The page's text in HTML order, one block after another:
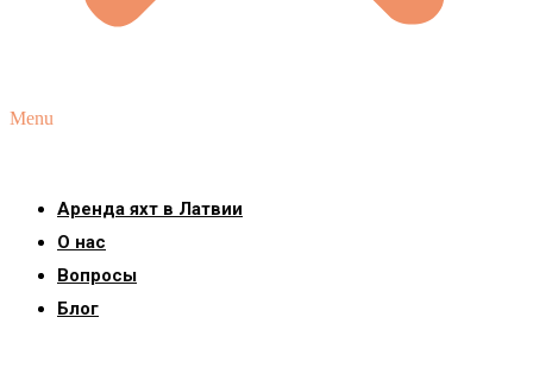
Menu
Аренда яхт в Латвии
О нас
Вопросы
Блог